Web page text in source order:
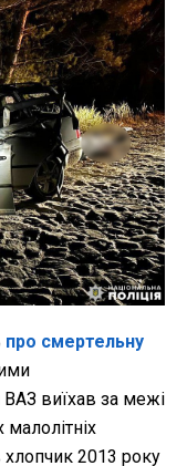
про смертельну
ВАЗ виїхав за межі
малолітніх
хлопчик 2013 року